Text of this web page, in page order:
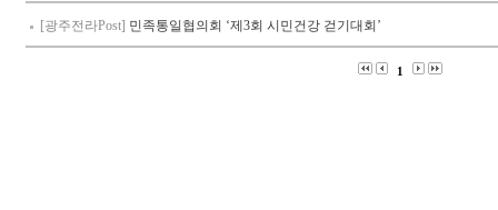
[광주전라Post] 민족통일협의회 ‘제3회 시민건강 걷기대회’
1